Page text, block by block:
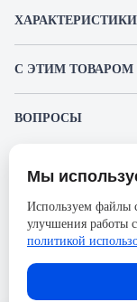
ХАРАКТЕРИСТИКИ
Напряжение, В
С ЭТИМ
3
ВОПРОСЫ
Пожалуйста,
возможность
Представленные
без предварительного
ответственности в
размещённым в карточке
Мы
Используем файлы
улучшения работы
политикой